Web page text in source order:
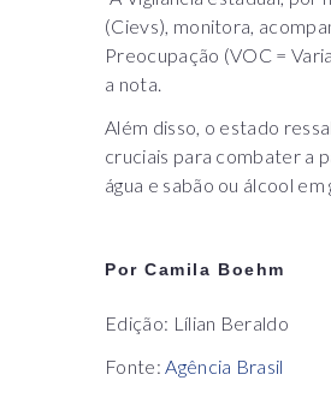
(Cievs), monitora,
Preocupação (VOC =
a nota.
Além disso, o estado
cruciais para combater a
água e sabão ou álcool
Por Camila Boehm
Edição: Lílian Beraldo
Fonte:Agência Brasil